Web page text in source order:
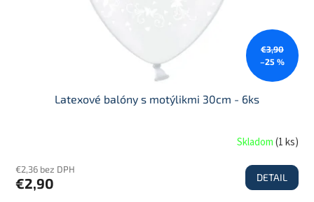
€3,90
–25 %
Latexové balóny s motýlikmi 30cm - 6ks
Skladom(1 ks)
€2,36 bez DPH
€2,90 DETAIL